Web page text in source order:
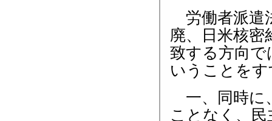
労働者派遣
廃、日米核密
致する方向
いうことを
一、同時に
ことなく、